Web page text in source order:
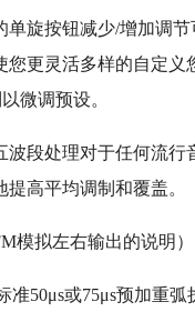
旋按钮减少/增加调
更灵活多样的自定
微调预设。
段处理对于任何流
高平均调制和覆盖。
模拟左右输出的说明
50μs或75μs预加重